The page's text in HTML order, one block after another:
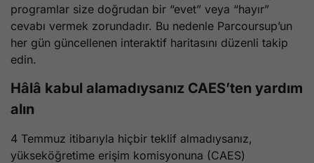
programlar size doğrudan bir “evet” veya “hayır”
cevabı vermek zorundadır. Bu nedenle Parcoursup’un
her gün güncellenen interaktif haritasını düzenli takip
edin.
Hâlâ kabul alamadıysanız CAES’ten yardım
alın
4 Temmuz itibarıyla hiçbir teklif almadıysanız,
yükseköğretime erişim komisyonuna (CAES)